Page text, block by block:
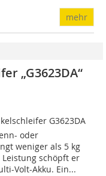
mehr
„G3623DA“
G3623DA
oder
weniger als 5 kg
Leistung schöpft er
Volt-Akku. Ein...